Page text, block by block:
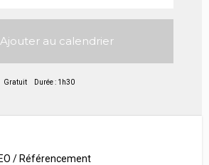
Ajouter au calendrier
Gratuit Durée : 1h30